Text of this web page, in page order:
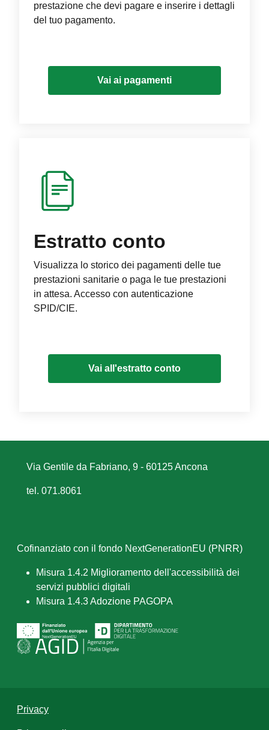
prestazione che devi pagare e inserire i dettagli
del tuo pagamento.
Vai ai pagamenti
Estratto conto
Visualizza lo storico dei pagamenti delle tue
prestazioni sanitarie o paga le tue prestazioni
in attesa. Accesso con autenticazione
SPID/CIE.
Vai all'estratto conto
Via Gentile da Fabriano, 9 - 60125 Ancona
tel. 071.8061
Cofinanziato con il fondo NextGenerationEU (PNRR)
Misura 1.4.2 Miglioramento dell'accessibilità dei
servizi pubblici digitali
Misura 1.4.3 Adozione PAGOPA
Privacy